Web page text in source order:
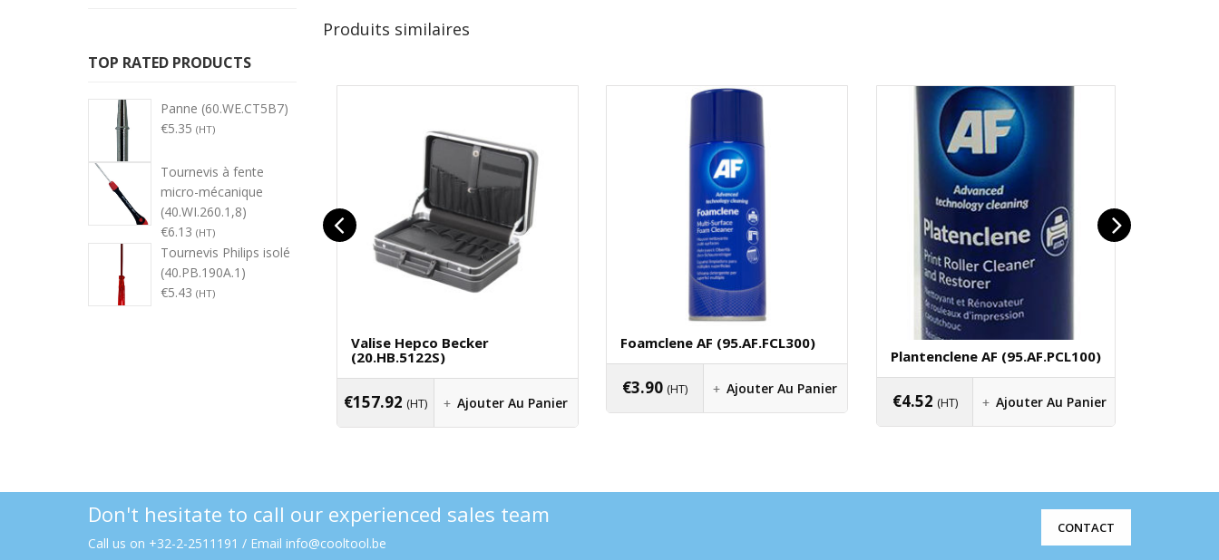
Produits similaires
Valise Hepco Becker
(20.HB.5122S)
€157.92 (HT) Ajouter Au Panier
Foamclene AF (95.AF.FCL300)
€3.90 (HT) Ajouter Au Panier
Plantenclene AF (95.AF.PCL100)
€4.52 (HT) Ajouter Au Panier
TOP RATED PRODUCTS
Panne (60.WE.CT5B7)
€5.35 (HT)
Tournevis à fente
micro-mécanique
(40.WI.260.1,8)
€6.13 (HT)
Tournevis Philips isolé
(40.PB.190A.1)
€5.43 (HT)
Don't hesitate to call our experienced sales team
Call us on +32-2-2511191 / Email info@cooltool.be
CONTACT